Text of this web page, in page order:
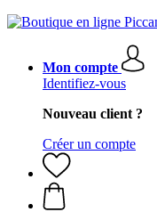
Mon compte
Identifiez-vous
Nouveau client ?
Créer un compte